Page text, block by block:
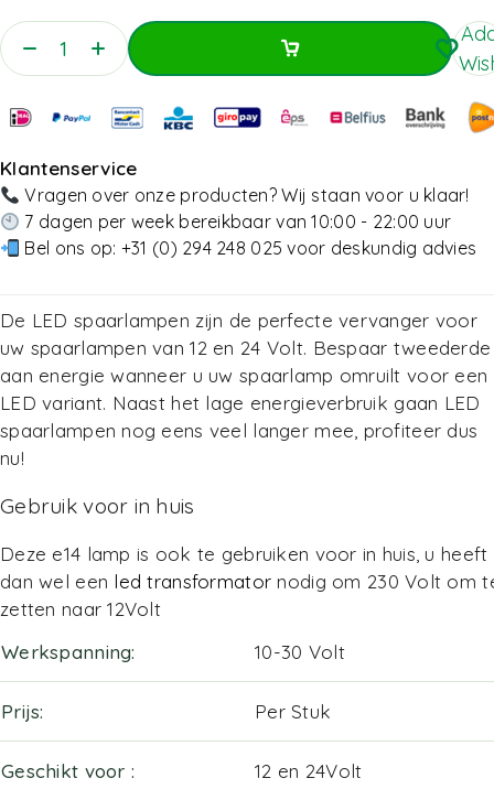
Toevoegen Aan Winkelwagen
Klantenservice
Vragen over onze producten? Wij staan voor u klaar!
7 dagen per week bereikbaar van 10:00 - 22:00 uur
Bel ons op: +31 (0) 294 248 025 voor deskundig advies
De LED spaarlampen zijn de perfecte vervanger voor
uw spaarlampen van 12 en 24 Volt. Bespaar tweederde
aan energie wanneer u uw spaarlamp omruilt voor een
LED variant. Naast het lage energieverbruik gaan LED
spaarlampen nog eens veel langer mee, profiteer dus
nu!
Gebruik voor in huis
Deze e14 lamp is ook te gebruiken voor in huis, u heeft
dan wel een led transformator nodig om 230 Volt om
zetten naar 12Volt
Werkspanning
10-30 Volt
Prijs Per Stuk
Geschikt voor 12 en 24Volt